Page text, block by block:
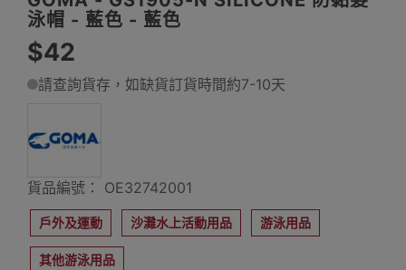
泳帽 - 藍色 - 藍色
$42
請查詢貨存，如缺貨訂貨時間約7-10天
貨品編號： OE32742001
戶外及運動 沙灘水上活動用品 游泳用品
其他游泳用品